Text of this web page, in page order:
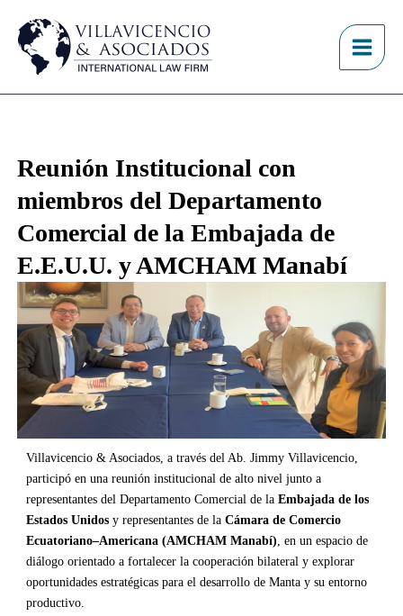
contenido
Main
Home»
Comercial de la Embajada de E.E.U.U y AMCHAM
Manabí
Reunión Institucional con
miembros del Departamento
Comercial de la Embajada de
E.E.U.U. y AMCHAM Manabí
Villavicencio & Asociados, a través del Ab. Jimmy Villavicencio,
participó en una reunión institucional de alto nivel junto a
representantes del Departamento Comercial de la Embajada de los
Estados Unidosy representantes de la Cámara de Comercio
Ecuatoriano–Americana (AMCHAM Manabí), en un espacio de
diálogo orientado a fortalecer la cooperación bilateral y explorar
oportunidades estratégicas para el desarrollo de Manta y su entorno
productivo.